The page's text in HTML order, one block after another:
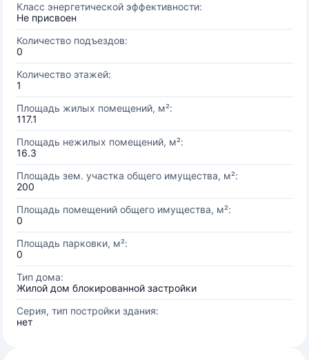
Класс энергетической эффективности:
Не присвоен
Количество подъездов:
0
Количество этажей:
1
Площадь жилых помещений, м²:
117.1
Площадь нежилых помещений, м²:
16.3
Площадь зем. участка общего имущества, м²:
200
Площадь помещений общего имущества, м²:
0
Площадь парковки, м²:
0
Тип дома:
Жилой дом блокированной застройки
Серия, тип постройки здания:
нет